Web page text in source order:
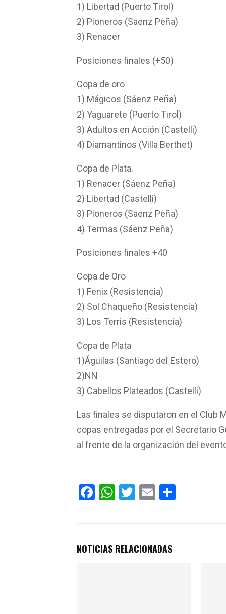
1) Libertad (Puerto Tirol)
2) Pioneros (Sáenz Peña)
3) Renacer
Posiciones finales (+50)
Copa de oro
1) Mágicos (Sáenz Peña)
2) Yaguarete (Puerto Tirol)
3) Adultos en Acción (Castelli)
4) Diamantinos (Villa Berthet)
Copa de Plata.
1) Renacer (Sáenz Peña)
2) Libertad (Castelli)
3) Pioneros (Sáenz Peña)
4) Termas (Sáenz Peña)
Posiciones finales +40
Copa de Oro
1) Fenix (Resistencia)
2) Sol Chaqueño (Resistencia)
3) Los Terris (Resistencia)
Copa de Plata
1)Águilas (Santiago del Estero)
2)NN
3) Cabellos Plateados (Castelli)
Las finales se disputaron en el Club
copas entregadas por el Secretario
al frente de la organización del
F
b
o
W
s
A
T
er
E
NOTICIAS RELACIONADAS